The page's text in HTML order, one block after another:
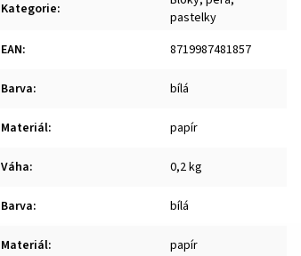
Kategorie:
pastelky
EAN: 8719987481857
Barva: bílá
Materiál: papír
Váha: 0,2 kg
Barva: bílá
Materiál: papír